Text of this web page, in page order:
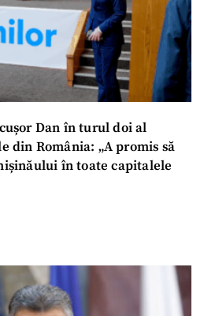
Dan în turul doi al
din România: „A promis să
în toate capitalele